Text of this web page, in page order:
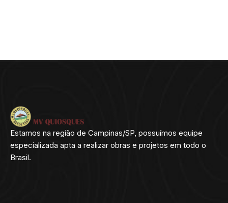
Estamos na região de Campinas/SP, possuímos equipe
especializada apta a realizar obras e projetos em todo o
Brasil.